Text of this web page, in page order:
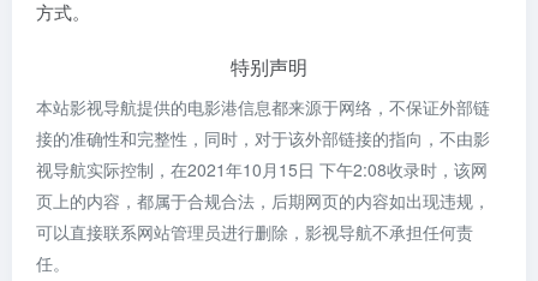
方式。
特别声明
本站影视导航提供的电影港信息都来源于网络，不保证外部链
接的准确性和完整性，同时，对于该外部链接的指向，不由影
视导航实际控制，在2021年10月15日 下午2:08收录时，该网
页上的内容，都属于合规合法，后期网页的内容如出现违规，
可以直接联系网站管理员进行删除，影视导航不承担任何责
任。